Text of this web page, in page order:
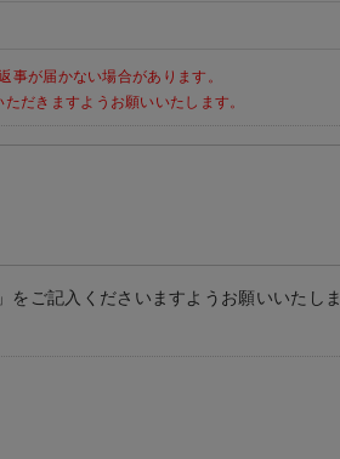
が届かない場合があります。
だきますようお願いいたします。
をご記入くださいますようお願いいたしま